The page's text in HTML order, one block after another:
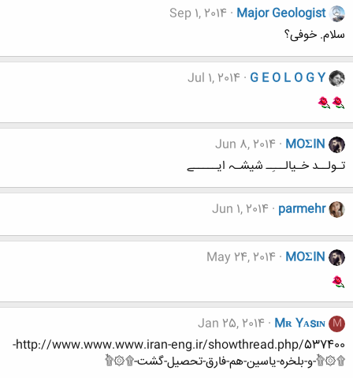
Major Geologist
Sep 1, 2014
سلام. خوفی؟
G E O L O G Y
Jul 1, 2014
MOΣIN
Jun 8, 2014
تـولــد خـیالـــِـ شیشـہ ایـــــے
parmehr
Jun 1, 2014
MOΣIN
May 24, 2014
M
Mʀ Yᴀsɪɴ
Jan 25, 2014
http://www.www.www.iran-eng.ir/showthread.php/537400-
۩۞۩ٌ-و-بلخره-یاسین-هم-فارق-تحصیل-گشت-۩۞۩ٌ